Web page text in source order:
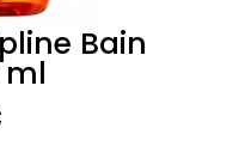
Bain
ml
El